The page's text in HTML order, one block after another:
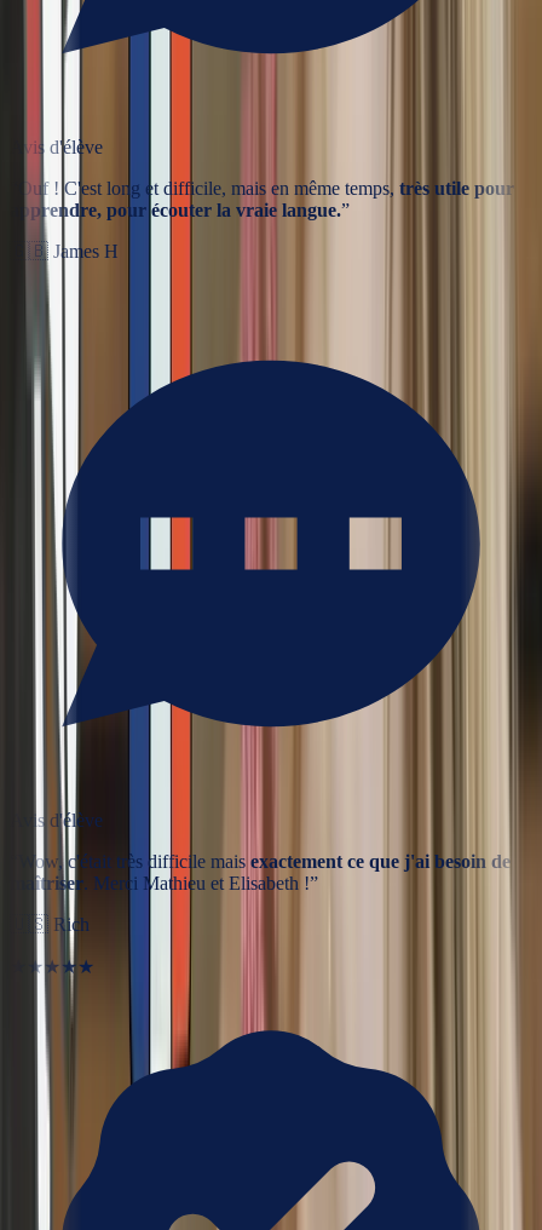
Avis d'élève
Ouf ! C'est long et difficile, mais en même temps, très utile pour
apprendre, pour écouter la vraie langue.”
🇬🇧 James H
Avis d'élève
Wow, c'était très difficile mais exactement ce que j'ai besoin de
maîtriser. Merci Mathieu et Elisabeth !”
🇺🇸 Rich
★★★★★